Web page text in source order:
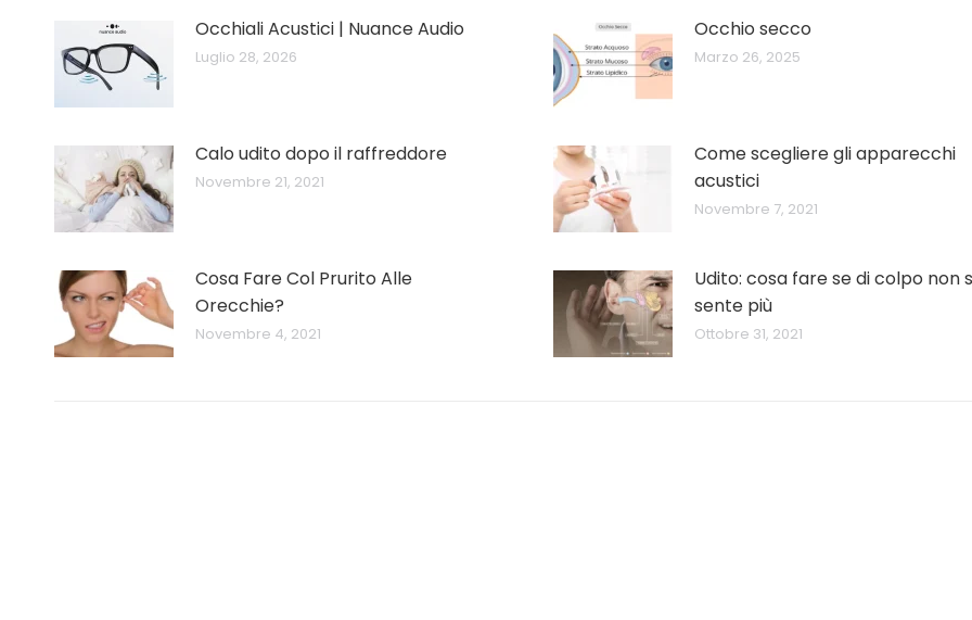
Occhiali Acustici | Nuance Audio
Luglio 28, 2026
Occhio secco
Marzo 26, 2025
Calo udito dopo il raffreddore
Novembre 21, 2021
Come scegliere gli apparecchi
acustici
Novembre 7, 2021
Cosa Fare Col Prurito Alle
Orecchie?
Novembre 4, 2021
Udito: cosa fare se di colpo non
sente più
Ottobre 31, 2021